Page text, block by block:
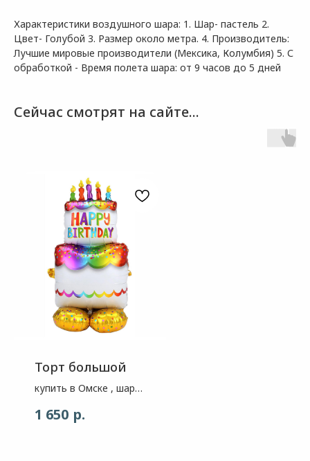
Характеристики воздушного шара: 1. Шар- пастель 2.
Цвет- Голубой 3. Размер около метра. 4. Производитель:
Лучшие мировые производители (Мексика, Колумбия) 5. С
обработкой - Время полета шара: от 9 часов до 5 дней
Сейчас смотрят на сайте...
Торт большой
купить в Омске , шар
примерно 1,3 метра
1 650 р.